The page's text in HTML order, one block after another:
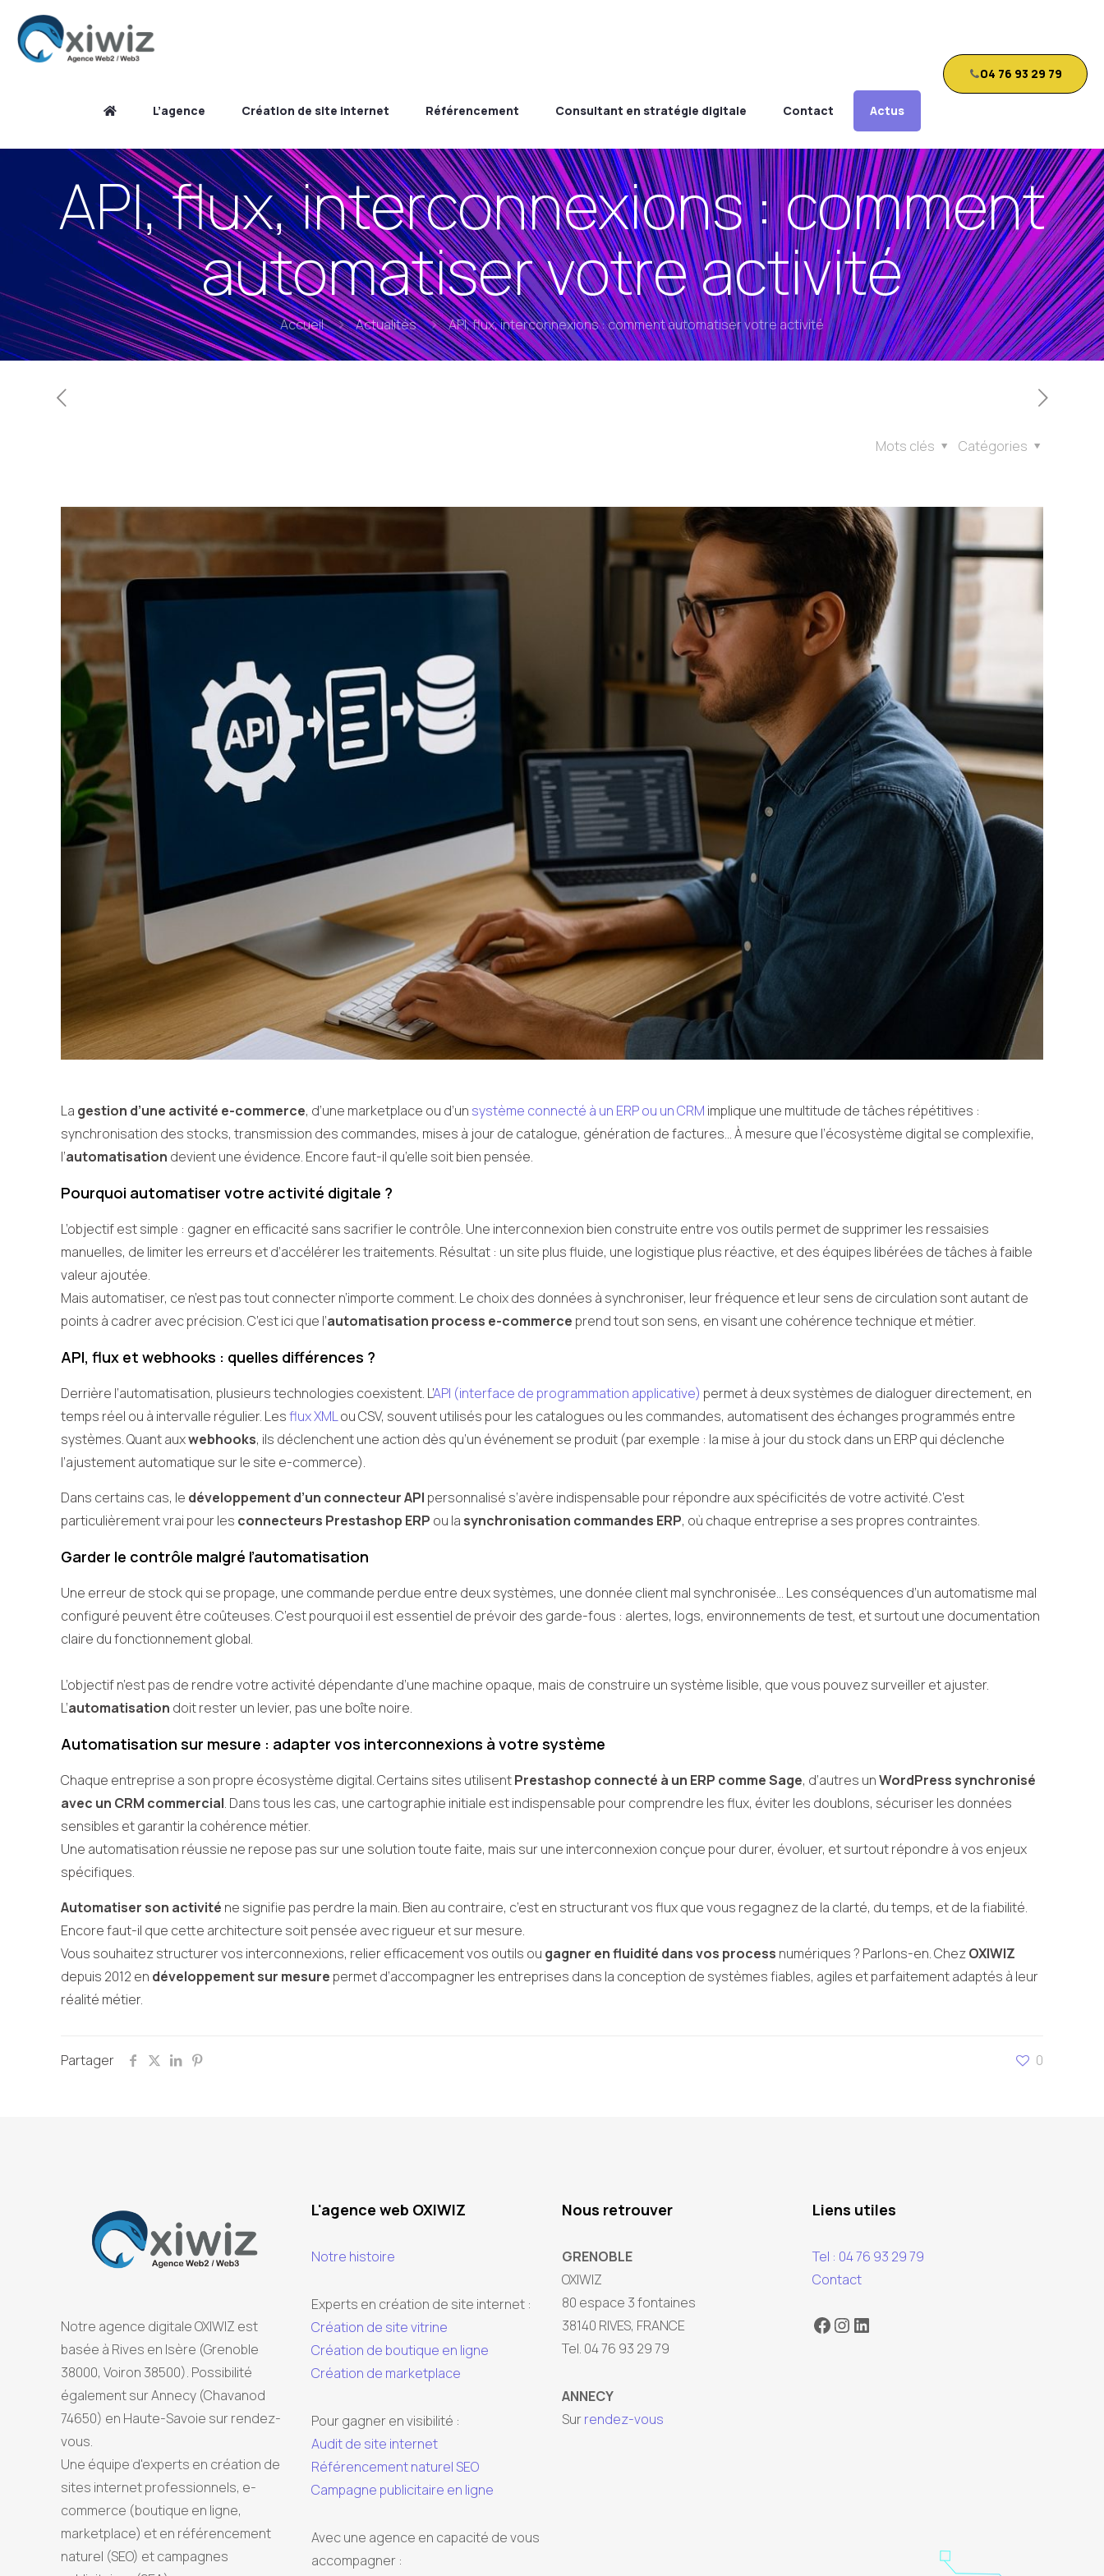
L’agence Création de site internet Référencement Consultant en stratégie digitale Contact Actus
04 76 93 29 79
API, flux, interconnexions : comment
automatiser votre activité
Accueil Actualités API, flux, interconnexions : comment automatiser votre activité
Catégories
Mots clés
La gestion d’une activité e-commerce, d’une marketplace ou d’un système connecté à un ERP ou un CRM implique une multitude de tâches répétitives :
synchronisation des stocks, transmission des commandes, mises à jour de catalogue, génération de factures… À mesure que l’écosystème digital se complexifie,
l’automatisation devient une évidence. Encore faut-il qu’elle soit bien pensée.
Pourquoi automatiser votre activité digitale ?
L’objectif est simple : gagner en efficacité sans sacrifier le contrôle. Une interconnexion bien construite entre vos outils permet de supprimer les ressaisies
manuelles, de limiter les erreurs et d’accélérer les traitements. Résultat : un site plus fluide, une logistique plus réactive, et des équipes libérées de tâches à faible
valeur ajoutée.
Mais automatiser, ce n’est pas tout connecter n’importe comment. Le choix des données à synchroniser, leur fréquence et leur sens de circulation sont autant de
points à cadrer avec précision. C’est ici que l’automatisation process e-commerce prend tout son sens, en visant une cohérence technique et métier.
API, flux et webhooks : quelles différences ?
Derrière l’automatisation, plusieurs technologies coexistent. L’API (interface de programmation applicative) permet à deux systèmes de dialoguer directement, en
temps réel ou à intervalle régulier. Lesflux XMLou CSV, souvent utilisés pour les catalogues ou les commandes, automatisent des échanges programmés entre
systèmes. Quant auxwebhooks, ils déclenchent une action dès qu’un événement se produit (par exemple : la mise à jour du stock dans un ERP qui déclenche
l’ajustement automatique sur le site e-commerce).
Dans certains cas, le développement d’un connecteur API personnalisé s’avère indispensable pour répondre aux spécificités de votre activité. C’est
particulièrement vrai pour les connecteurs Prestashop ERP ou la synchronisation commandes ERP, où chaque entreprise a ses propres contraintes.
Garder le contrôle malgré l’automatisation
Une erreur de stock qui se propage, une commande perdue entre deux systèmes, une donnée client mal synchronisée… Les conséquences d’un automatisme mal
configuré peuvent être coûteuses. C’est pourquoi il est essentiel de prévoir des garde-fous : alertes, logs, environnements de test, et surtout une documentation
claire du fonctionnement global.
L’objectif n’est pas de rendre votre activité dépendante d’une machine opaque, mais de construire un système lisible, que vous pouvez surveiller et ajuster.
L’automatisation doit rester un levier, pas une boîte noire.
Automatisation sur mesure : adapter vos interconnexions à votre système
Chaque entreprise a son propre écosystème digital. Certains sites utilisentPrestashop connecté à un ERP comme Sage, d’autres unWordPress synchronisé
avec un CRM commercial. Dans tous les cas, une cartographie initiale est indispensable pour comprendre les flux, éviter les doublons, sécuriser les données
sensibles et garantir la cohérence métier.
Une automatisation réussie ne repose pas sur une solution toute faite, mais sur une interconnexion conçue pour durer, évoluer, et surtout répondre à vos enjeux
spécifiques.
Automatiser son activité ne signifie pas perdre la main. Bien au contraire, c’est en structurant vos flux que vous regagnez de la clarté, du temps, et de la fiabilité.
Encore faut-il que cette architecture soit pensée avec rigueur et sur mesure.
Vous souhaitez structurer vos interconnexions, relier efficacement vos outils ou gagner en fluidité dans vos process numériques ? Parlons-en. ChezOXIWIZ
depuis 2012 en développement sur mesure permet d’accompagner les entreprises dans la conception de systèmes fiables, agiles et parfaitement adaptés à leur
réalité métier.
Partager 0
Notre agence digitale OXIWIZ est
basée à Rives en Isère (Grenoble
38000, Voiron 38500). Possibilité
également sur Annecy (Chavanod
74650) en Haute-Savoie sur rendez-
vous.
Une équipe d'experts en création de
sites internet professionnels, e-
commerce (boutique en ligne,
marketplace) et en référencement
naturel (SEO) et campagnes
L'agence web OXIWIZ
Notre histoire
Experts en création de site internet :
Création de site vitrine
Création de boutique en ligne
Création de marketplace
Pour gagner en visibilité :
Audit de site internet
Référencement naturel SEO
Campagne publicitaire en ligne
Avec une agence en capacité de vous
accompagner :
Nous retrouver
GRENOBLE
OXIWIZ
80 espace 3 fontaines
38140 RIVES, FRANCE
Tel. 04 76 93 29 79
ANNECY
Surrendez-vous
Liens utiles
Tel : 04 76 93 29 79
Contact
Facebook
Instagram
LinkedIn